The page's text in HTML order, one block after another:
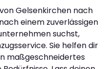
Gelsenkirchen nach
einem zuverlässigen
suchst,
Sie helfen dir
maßgeschneidertes